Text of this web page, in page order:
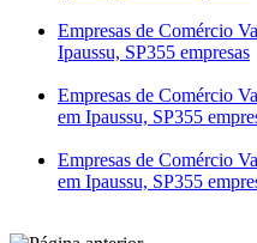
Empresas de Comércio
Ipaussu, SP355 empresas
Empresas de Comércio
em Ipaussu, SP355
Empresas de Comércio
em Ipaussu, SP355